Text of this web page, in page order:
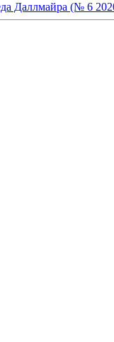
Даллмайра (№ 6